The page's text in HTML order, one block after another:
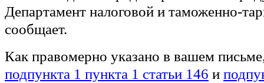
Департамент налоговой и таможенно-
сообщает.
Как правомерно указано в вашем
подпункта 1 пункта 1 статьи 146 и